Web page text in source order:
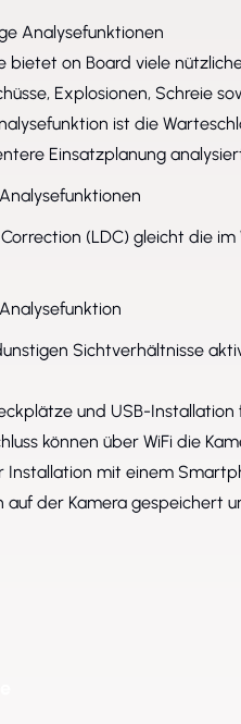
Analysefunktionen
bietet on Board viele
Explosionen, Schreie
ist die
Einsatzplanung
(LDC) gleicht die
Sichtverhältnisse
und USB-
können über WiFi die
mit einem
auf der Kamera gespeichert